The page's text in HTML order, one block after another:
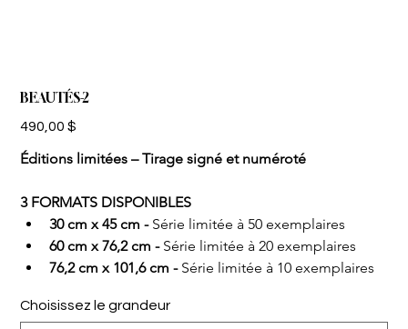
BEAUTÉS-2
Prix
490,00 $
Éditions limitées – Tirage signé et numéroté
3 FORMATS DISPONIBLES
30 cm x 45 cm - Série limitée à 50 exemplaires
60 cm x 76,2 cm - Série limitée à 20 exemplaires
76,2 cm x 101,6 cm - Série limitée à 10 exemplaires
Choisissez le grandeur